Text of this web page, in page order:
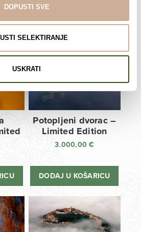
DOPUSTI SVE
SELEKTIRANJE
USKRATI
Fotografije
Potopljeni dvorac –
Limited Edition
3.000,00€
DODAJ U KOŠARICU